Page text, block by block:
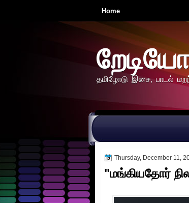
Home
தமிழோடு இசை, பாடல்
Thursday, December 11,
"மங்கியதோர்